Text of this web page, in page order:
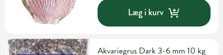
Læg i kurv
Akvariegrus Dark 3-6 mm 10 kg